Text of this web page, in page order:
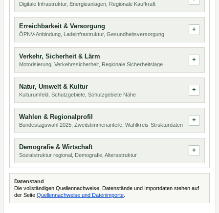
Digitale Infrastruktur, Energieanlagen, Regionale Kaufkraft
Erreichbarkeit & Versorgung
ÖPNV-Anbindung, Ladeinfrastruktur, Gesundheitsversorgung
Verkehr, Sicherheit & Lärm
Motorisierung, Verkehrssicherheit, Regionale Sicherheitslage
Natur, Umwelt & Kultur
Kulturumfeld, Schutzgebiete, Schutzgebiete Nähe
Wahlen & Regionalprofil
Bundestagswahl 2025, Zweitstimmenanteile, Wahlkreis-Strukturdaten
Demografie & Wirtschaft
Sozialstruktur regional, Demografie, Altersstruktur
Datenstand
Die vollständigen Quellennachweise, Datenstände und Importdaten stehen auf
der Seite Quellennachweise und Datenimporte